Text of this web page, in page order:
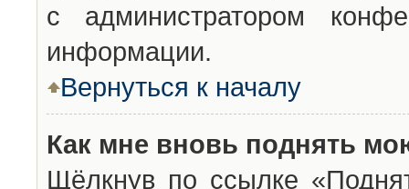
с администратором
информации.
Вернуться к началу
Как мне вновь поднять
Щёлкнув по ссылке